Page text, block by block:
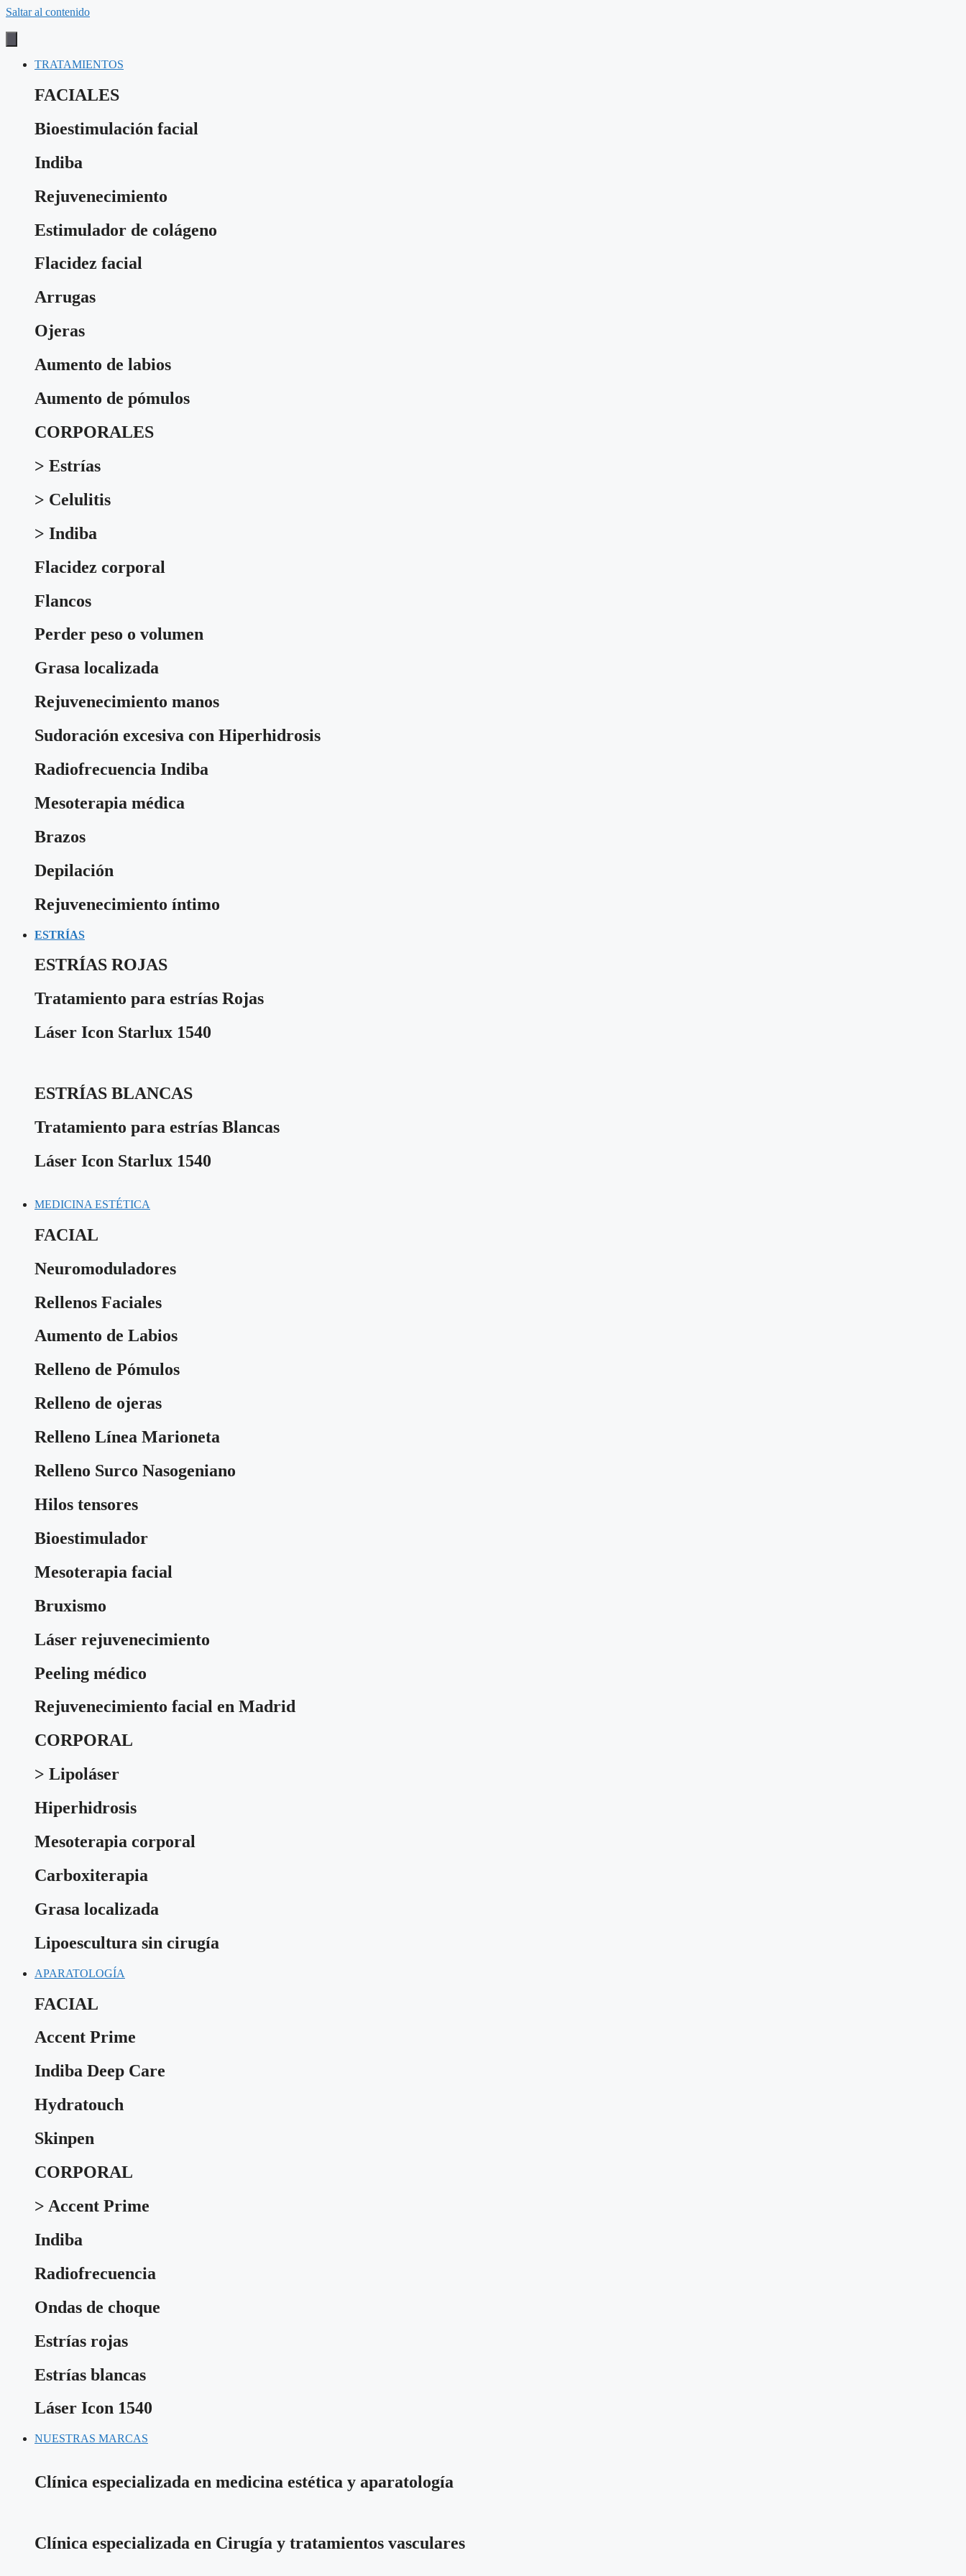
Saltar al contenido
TRATAMIENTOS
FACIALES
Bioestimulación facial
Indiba
Rejuvenecimiento
Estimulador de colágeno
Flacidez facial
Arrugas
Ojeras
Aumento de labios
Aumento de pómulos
CORPORALES
> Estrías
> Celulitis
> Indiba
Flacidez corporal
Flancos
Perder peso o volumen
Grasa localizada
Rejuvenecimiento manos
Sudoración excesiva con Hiperhidrosis
Radiofrecuencia Indiba
Mesoterapia médica
Brazos
Depilación
Rejuvenecimiento íntimo
ESTRÍAS
ESTRÍAS ROJAS
Tratamiento para estrías Rojas
Láser Icon Starlux 1540
ESTRÍAS BLANCAS
Tratamiento para estrías Blancas
Láser Icon Starlux 1540
MEDICINA ESTÉTICA
FACIAL
Neuromoduladores
Rellenos Faciales
Aumento de Labios
Relleno de Pómulos
Relleno de ojeras
Relleno Línea Marioneta
Relleno Surco Nasogeniano
Hilos tensores
Bioestimulador
Mesoterapia facial
Bruxismo
Láser rejuvenecimiento
Peeling médico
Rejuvenecimiento facial en Madrid
CORPORAL
> Lipoláser
Hiperhidrosis
Mesoterapia corporal
Carboxiterapia
Grasa localizada
Lipoescultura sin cirugía
APARATOLOGÍA
FACIAL
Accent Prime
Indiba Deep Care
Hydratouch
Skinpen
CORPORAL
> Accent Prime
Indiba
Radiofrecuencia
Ondas de choque
Estrías rojas
Estrías blancas
Láser Icon 1540
NUESTRAS MARCAS
Clínica especializada en medicina estética y aparatología
Clínica especializada en Cirugía y tratamientos vasculares